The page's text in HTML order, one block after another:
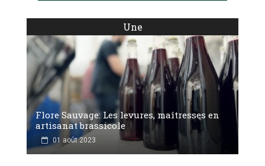
Une
Flore Sauvage: Les levures, maîtresses en
artisanat brassicole
01 août 2023